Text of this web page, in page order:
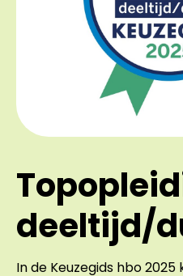
deeltijd/
In de Keuzegids hbo